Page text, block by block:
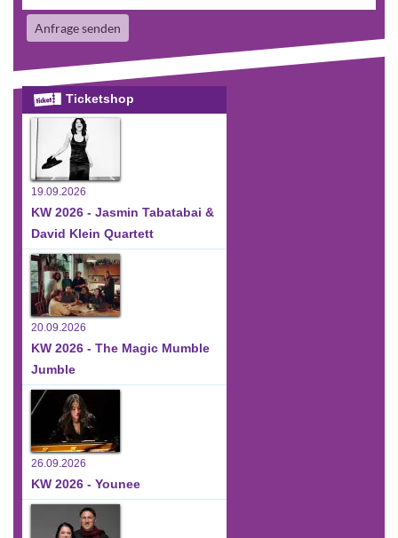
Anfrage senden
Ticketshop
19.09.2026
KW 2026 - Jasmin Tabatabai &
David Klein Quartett
20.09.2026
KW 2026 - The Magic Mumble
Jumble
26.09.2026
KW 2026 - Younee